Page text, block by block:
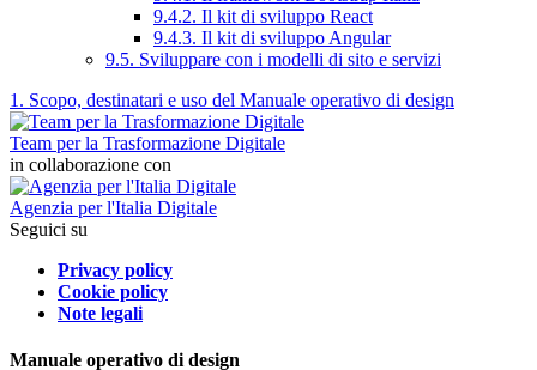
9.4.2. Il kit di sviluppo React
9.4.3. Il kit di sviluppo Angular
9.5. Sviluppare con i modelli di sito e servizi
1. Scopo, destinatari e uso del Manuale operativo di design
Team per la Trasformazione Digitale
in collaborazione con
Agenzia per l'Italia Digitale
Seguici su
Privacy policy
Cookie policy
Note legali
Manuale operativo di design